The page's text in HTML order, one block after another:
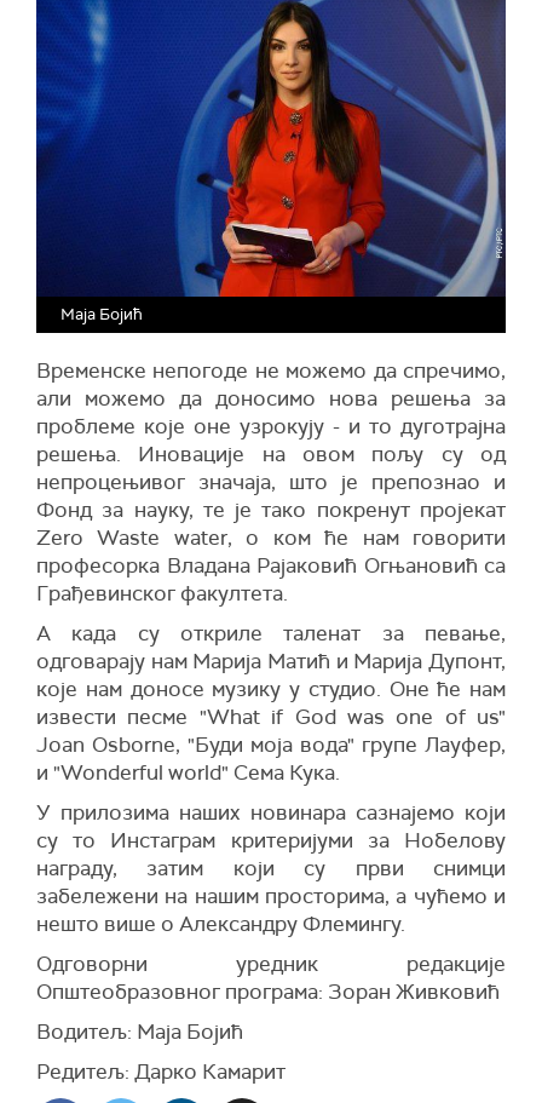
Маја Бојић
Временске непогоде не можемо да спречимо,
али можемо да доносимо нова решења за
проблеме које оне узрокују - и то дуготрајна
решења. Иновације на овом пољу су од
непроцењивог значаја, што је препознао и
Фонд за науку, те је тако покренут пројекат
Zero Waste water, о ком ће нам говорити
професорка Владана Рајаковић Огњановић са
Грађевинског факултета.
А када су откриле таленат за певање,
одговарају нам Марија Матић и Марија Дупонт,
које нам доносе музику у студио. Оне ће нам
извести песме "What if God was one of us"
Joan Osborne, "Буди моја вода" групе Лауфер,
и "Wonderful world" Сема Кука.
У прилозима наших новинара сазнајемо који
су то Инстаграм критеријуми за Нобелову
награду, затим који су први снимци
забележени на нашим просторима, а чућемо и
нешто више о Александру Флемингу.
Одговорни уредник редакције
Општеобразовног програма: Зоран Живковић
Водитељ: Маја Бојић
Редитељ: Дарко Камарит